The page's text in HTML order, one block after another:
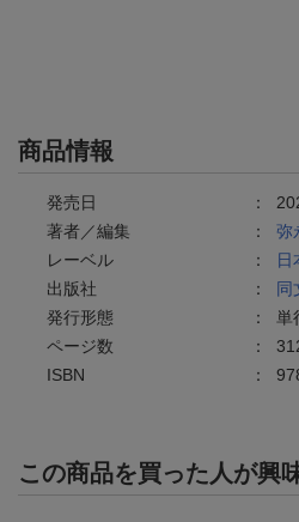
商品情報
発売日 ：
著者／編集
： 弥
レーベル
：
日
出版社
：
同
発行形態
： 単
ページ数
：
ISBN
：
この商品を買った人が興